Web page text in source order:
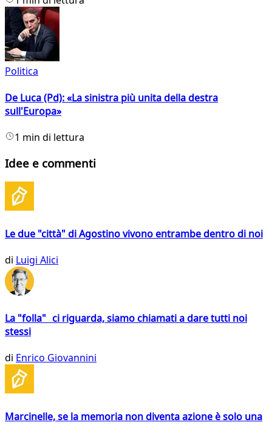
Politica
De Luca (Pd): «La sinistra più unita della destra
sull'Europa»
1 min di lettura
Idee e commenti
Le due "città" di Agostino vivono entrambe dentro di noi
di Luigi Alici
La "folla" ci riguarda, siamo chiamati a dare tutti noi
stessi
di Enrico Giovannini
Marcinelle, se la memoria non diventa azione è solo una